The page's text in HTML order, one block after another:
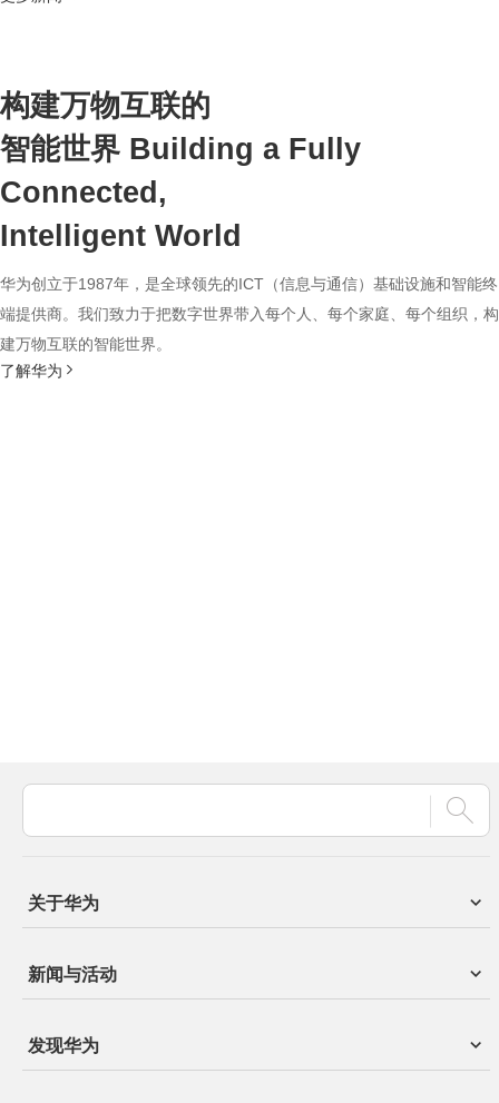
构建万物互联的
智能世界 Building a Fully
Connected,
Intelligent World
华为创立于1987年，是全球领先的ICT（信息与通信）基础设施和智能终
端提供商。我们致力于把数字世界带入每个人、每个家庭、每个组织，构
建万物互联的智能世界。
了解华为
关于华为
新闻与活动
发现华为